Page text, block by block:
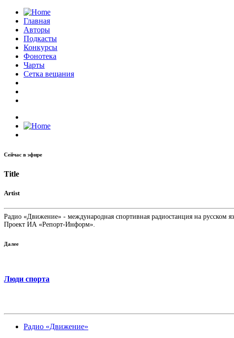
Главная
Авторы
Подкасты
Конкурсы
Фонотека
Чарты
Сетка вещания
Сейчас в эфире
Title
Artist
Радио «Движение» - международная спортивная радиостанция на русском
Проект ИА «Репорт-Информ».
Далее
Люди спорта
Радио «Движение»